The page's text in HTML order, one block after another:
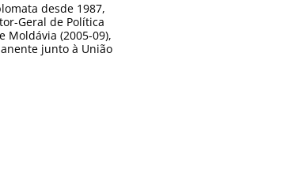
desde 1987,
Geral de Política
Moldávia (2005-09),
junto à União